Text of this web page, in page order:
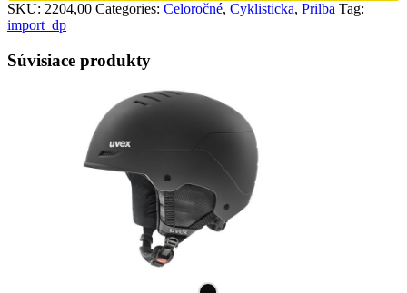
SKU: 2204,00 Categories: Celoročné, Cyklisticka, Prilba Tag:
import_dp
Súvisiace produkty